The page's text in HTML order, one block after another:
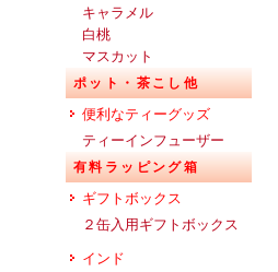
キャラメル
白桃
マスカット
ポット・茶こし他
便利なティーグッズ
ティーインフューザー
有料ラッピング箱
ギフトボックス
２缶入用ギフトボックス
インド